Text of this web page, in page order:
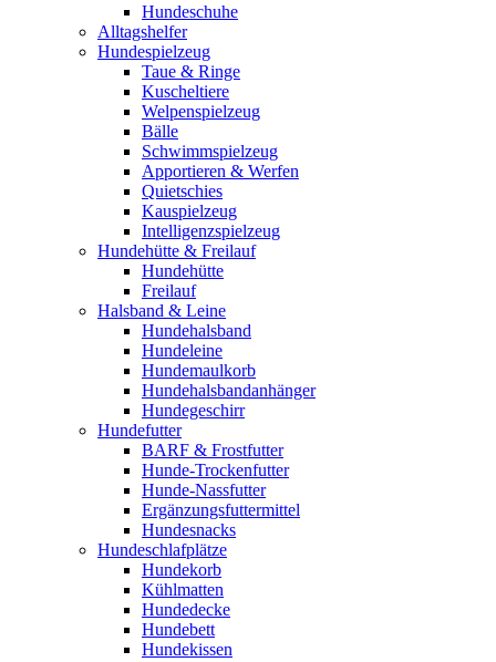
Hundeschuhe
Alltagshelfer
Hundespielzeug
Taue & Ringe
Kuscheltiere
Welpenspielzeug
Bälle
Schwimmspielzeug
Apportieren & Werfen
Quietschies
Kauspielzeug
Intelligenzspielzeug
Hundehütte & Freilauf
Hundehütte
Freilauf
Halsband & Leine
Hundehalsband
Hundeleine
Hundemaulkorb
Hundehalsbandanhänger
Hundegeschirr
Hundefutter
BARF & Frostfutter
Hunde-Trockenfutter
Hunde-Nassfutter
Ergänzungsfuttermittel
Hundesnacks
Hundeschlafplätze
Hundekorb
Kühlmatten
Hundedecke
Hundebett
Hundekissen